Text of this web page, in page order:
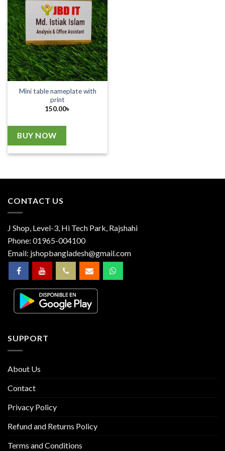
Mini table nameplate with
print
150.00৳
BUY NOW
CONTACT US
J Shop, Level-3, Hi Tech Park, Rajshahi
Phone: 01965-004100
Email: jshopbangladesh@gmail.com
SUPPORT
About Us
Contact
Privacy Policy
Refund and Returns Policy
Terms and Conditions